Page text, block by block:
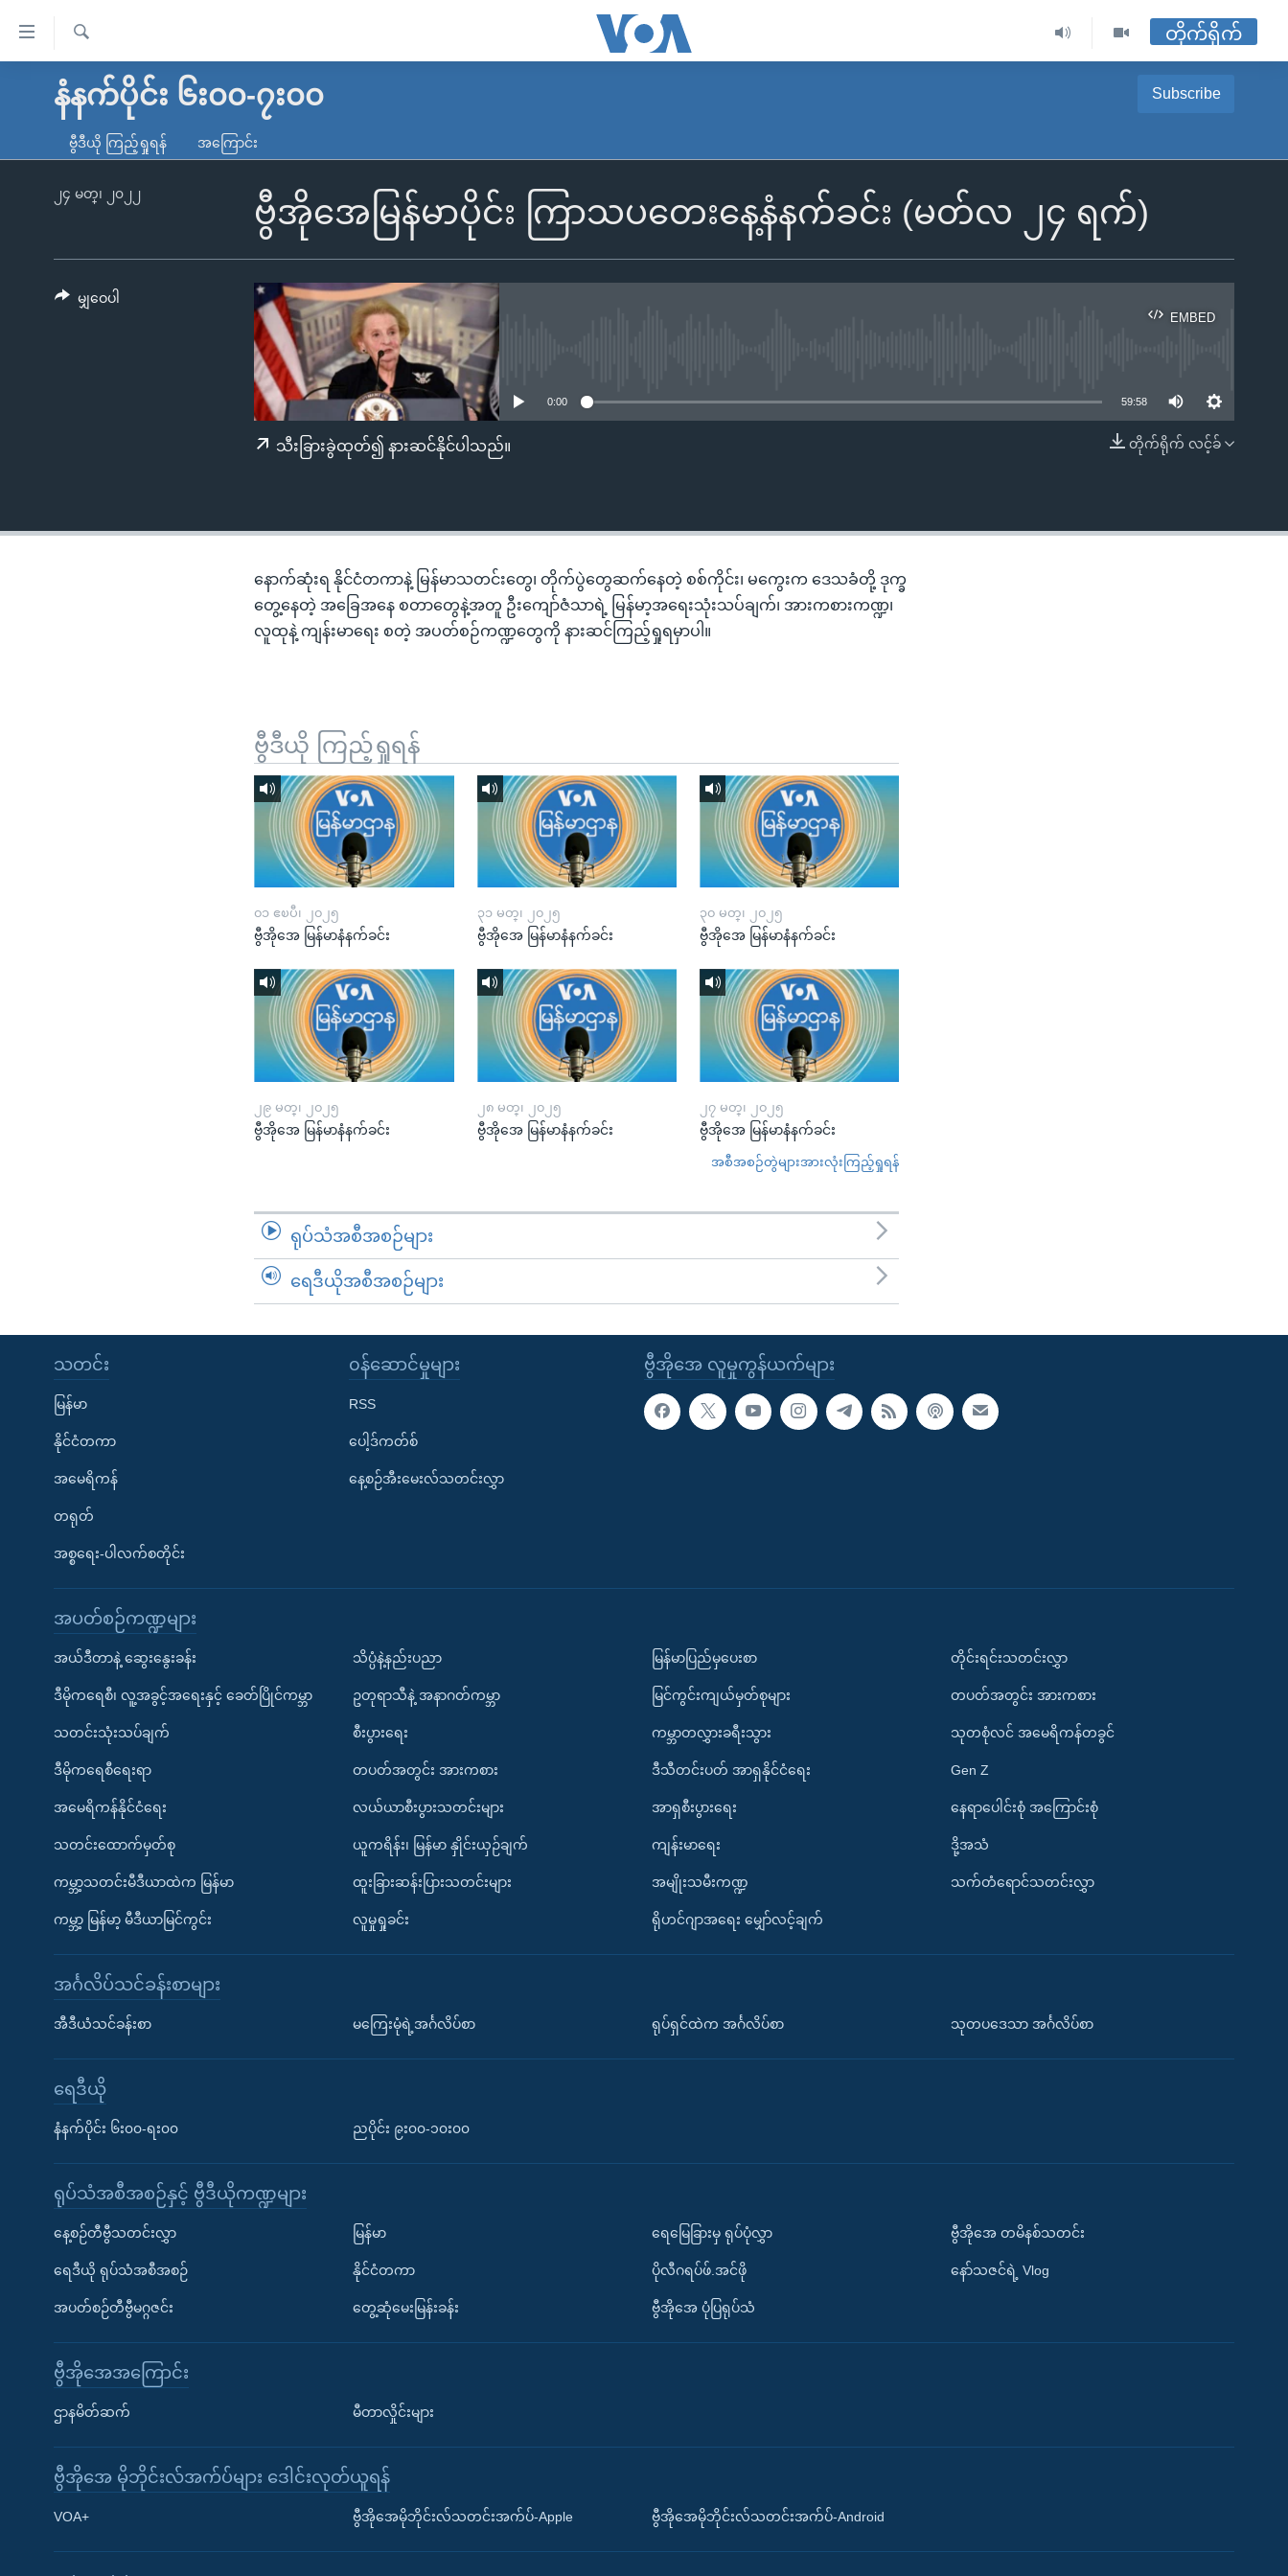
လွယ်ကူ
သည့်
ကျော်
မူလစာမျက်နှာ
ကမ္ဘာ့သတင်းများ
နိုင်ငံတကာ
တရုတ်
အစ္စရေး-ပါလက်စတိုင်း
ရပ်ဝန်းတခု လမ်းတခု အလွန်
အင်္ဂလိပ်စာလေ့လာမယ်
Learning English
ရ
လာ
တိုက်ရိုက်
နံနက်ပိုင်း ၆း၀၀-၇း၀၀ Subscribe
Apple Podcasts
Spotify
ဗွီဒီယို ကြည့်ရှုရန် အကြောင်း
ဗွီအိုအေမြန်မာပိုင်း ကြာသပတေးနေ့နံနက်ခင်း (မတ်လ ၂၄ ရက်)
၂၄ မတ္၊ ၂၀၂၂
EMBED
EMBED
0:00 59:58
တိုက်ရိုက် လင့်ခ်
သီးခြားခွဲထုတ်၍ နားဆင်နိုင်ပါသည်။
မျှဝေပါ
နောက်ဆုံးရ နိုင်ငံတကာနဲ့ မြန်မာသတင်းတွေ၊ တိုက်ပွဲတွေဆက်နေတဲ့ စစ်ကိုင်း၊ မကွေးက ဒေသခံတို့ ဒုက္ခ
တွေ့နေတဲ့ အခြေအနေ စတာတွေနဲ့အတူ ဦးကျော်ဇံသာရဲ့ မြန်မာ့အရေးသုံးသပ်ချက်၊ အားကစားကဏ္ဍ၊
လူထုနဲ့ ကျန်းမာရေး စတဲ့ အပတ်စဉ်ကဏ္ဍတွေကို နားဆင်ကြည့်ရှုရမှာပါ။
ဗွီဒီယို ကြည့်ရှုရန်
၀၁ ဧၿပီ၊ ၂၀၂၅
ဗွီအိုအေ မြန်မာနံနက်ခင်း
၃၁ မတ္၊ ၂၀၂၅
ဗွီအိုအေ မြန်မာနံနက်ခင်း
၃၀ မတ္၊ ၂၀၂၅
ဗွီအိုအေ မြန်မာနံနက်ခင်း
၂၉ မတ္၊ ၂၀၂၅
ဗွီအိုအေ မြန်မာနံနက်ခင်း
၂၈ မတ္၊ ၂၀၂၅
ဗွီအိုအေ မြန်မာနံနက်ခင်း
၂၇ မတ္၊ ၂၀၂၅
ဗွီအိုအေ မြန်မာနံနက်ခင်း
အစီအစဉ်တွဲများအားလုံးကြည့်ရှုရန်
ရုပ်သံအစီအစဉ်များ
ရေဒီယိုအစီအစဉ်များ
ဗွီအိုအေ လူမှုကွန်ယက်များ
သတင်း
မြန်မာ
နိုင်ငံတကာ
အမေရိကန်
တရုတ်
အစ္စရေး-ပါလက်စတိုင်း
၀န်ဆောင်မှုများ
RSS
ပေါ့ဒ်ကတ်စ်
နေ့စဉ်အီးမေးလ်သတင်းလွှာ
အပတ်စဉ်ကဏ္ဍများ
အယ်ဒီတာနဲ့ ဆွေးနွေးခန်း
ဒီမိုကရေစီ၊ လူ့အခွင့်အရေးနှင့် ခေတ်ပြိုင်ကမ္ဘာ
သတင်းသုံးသပ်ချက်
ဒီမိုကရေစီရေးရာ
အမေရိကန်နိုင်ငံရေး
သတင်းထောက်မှတ်စု
ကမ္ဘာ့သတင်းမီဒီယာထဲက မြန်မာ
ကမ္ဘာ့ မြန်မာ့ မီဒီယာမြင်ကွင်း
သိပ္ပံနဲ့နည်းပညာ
ဥတုရာသီနဲ့ အနာဂတ်ကမ္ဘာ
စီးပွားရေး
တပတ်အတွင်း အားကစား
လယ်ယာစီးပွားသတင်းများ
ယူကရိန်း၊ မြန်မာ နှိုင်းယှဉ်ချက်
ထူးခြားဆန်းပြားသတင်းများ
လူမှုရှုခင်း
မြန်မာပြည်မှပေးစာ
မြင်ကွင်းကျယ်မှတ်စုများ
ကမ္ဘာတလွှားခရီးသွား
ဒီသီတင်းပတ် အာရှနိုင်ငံရေး
အာရှစီးပွားရေး
ကျန်းမာရေး
အမျိုးသမီးကဏ္ဍ
ရိုဟင်ဂျာအရေး မျှော်လင့်ချက်
တိုင်းရင်းသတင်းလွှာ
တပတ်အတွင်း အားကစား
သုတစုံလင် အမေရိကန်တခွင်
Gen Z
နေရာပေါင်းစုံ အကြောင်းစုံ
ဒို့အသံ
သက်တံရောင်သတင်းလွှာ
အင်္ဂလိပ်သင်ခန်းစာများ
အီဒီယံသင်ခန်းစာ မကြေးမုံရဲ့အင်္ဂလိပ်စာ ရုပ်ရှင်ထဲက အင်္ဂလိပ်စာ သုတပဒေသာ အင်္ဂလိပ်စာ
ရေဒီယို
နံနက်ပိုင်း ၆း၀၀-ရး၀၀ ညပိုင်း ၉း၀၀-၁၀း၀၀
ရုပ်သံအစီအစဉ်နှင့် ဗွီဒီယိုကဏ္ဍများ
နေ့စဉ်တီဗွီသတင်းလွှာ
ရေဒီယို ရုပ်သံအစီအစဉ်
အပတ်စဉ်တီဗွီမဂ္ဂဇင်း
မြန်မာ
နိုင်ငံတကာ
တွေ့ဆုံမေးမြန်းခန်း
ရေမြေခြားမှ ရုပ်ပုံလွှာ
ပိုလီဂရပ်ဖ်.အင်ဖို
ဗွီအိုအေ ပုံပြရုပ်သံ
ဗွီအိုအေ တမိနစ်သတင်း
နော်သဇင်ရဲ့ Vlog
ဗွီအိုအေအကြောင်း
ဌာနမိတ်ဆက် မီတာလှိုင်းများ
ဗွီအိုအေ မိုဘိုင်းလ်အက်ပ်များ ဒေါင်းလုတ်ယူရန်
VOA+ ဗွီအိုအေမိုဘိုင်းလ်သတင်းအက်ပ်-Apple ဗွီအိုအေမိုဘိုင်းလ်သတင်းအက်ပ်-Android